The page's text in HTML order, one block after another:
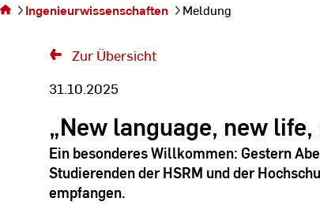
sich aufIngenieurwissenschaften Meldung
Zur Übersicht
31.10.2025
„New language, new
Ein besonderes Willkommen: Gestern
Studierenden der HSRM und der
empfangen.